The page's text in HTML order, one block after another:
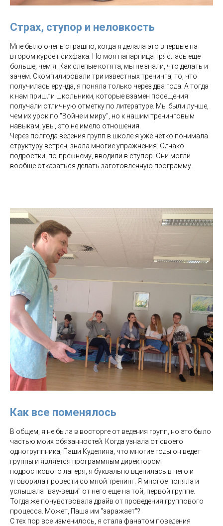
Страх, ступор и неловкость
Мне было очень страшно, когда я делала это впервые на
втором курсе психфака. Но моя напарница тряслась еще
больше, чем я. Как слепые котята, мы не знали, что делать и
зачем. Скомпилировали три известных тренинга; то, что
получилась ерунда, я поняла только через два года. А тогда
к нам пришли школьники, которые взамен посещения
получали отличную отметку по литературе. Мы были лучше,
чем их урок по "Войне и миру", но к нашим тренинговым
навыкам, увы, это не имело отношения.
Через полгода ведения групп в школе я уже четко понимала
структуру встреч, знала многие упражнения. Однако
подростки, по-прежнему, вводили в ступор. Они могли
вообще отказаться делать заготовленную программу.
Как все поменялось
В общем, я не была в восторге от ведения групп, но это было
частью моих обязанностей. Когда узнала от своего
одногруппника, Паши Куделина, что многие годы он ведет
группы и является программным директором
подросткового лагеря, я буквально вцепилась в него и
уговорила провести со мной тренинг. Я многое поняла и
услышала "вау-вещи" от него еще на той, первой группе.
Тогда же почувствовала драйв от проведения группового
процесса. Может, Паша им "заражает"?
С тех пор все изменилось, я стала фанатом поведения